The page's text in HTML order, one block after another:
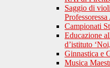
Saggio di
Campionati
Educazione
d’istituto
Ginnastica e
Musica